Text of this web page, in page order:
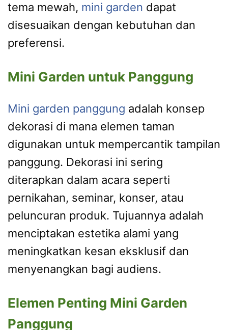
tema mewah, mini garden dapat
disesuaikan dengan kebutuhan dan
preferensi.
Mini Garden untuk Panggung
Mini garden panggung adalah konsep
dekorasi di mana elemen taman
digunakan untuk mempercantik tampilan
panggung. Dekorasi ini sering
diterapkan dalam acara seperti
pernikahan, seminar, konser, atau
peluncuran produk. Tujuannya adalah
menciptakan estetika alami yang
meningkatkan kesan eksklusif dan
menyenangkan bagi audiens.
Elemen Penting Mini Garden
Panggung